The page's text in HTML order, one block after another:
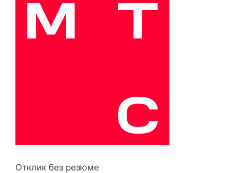
Отклик без резюме